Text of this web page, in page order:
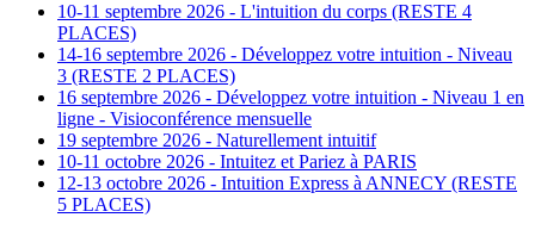
10-11 septembre 2026 - L'intuition du corps (RESTE 4
PLACES)
14-16 septembre 2026 - Développez votre intuition - Niveau
3 (RESTE 2 PLACES)
16 septembre 2026 - Développez votre intuition - Niveau 1 en
ligne - Visioconférence mensuelle
19 septembre 2026 - Naturellement intuitif
10-11 octobre 2026 - Intuitez et Pariez à PARIS
12-13 octobre 2026 - Intuition Express à ANNECY (RESTE
5 PLACES)